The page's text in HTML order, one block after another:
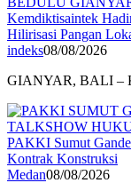
Kemdiktisaintek
Hilirisasi Pangan
indeks08/08/2026
GIANYAR, BALI –
PAKKI Sumut
Kontrak Konstruksi
Medan08/08/2026